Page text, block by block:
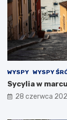
WYSPY WYSPY
Sycylia w
28 czerwca